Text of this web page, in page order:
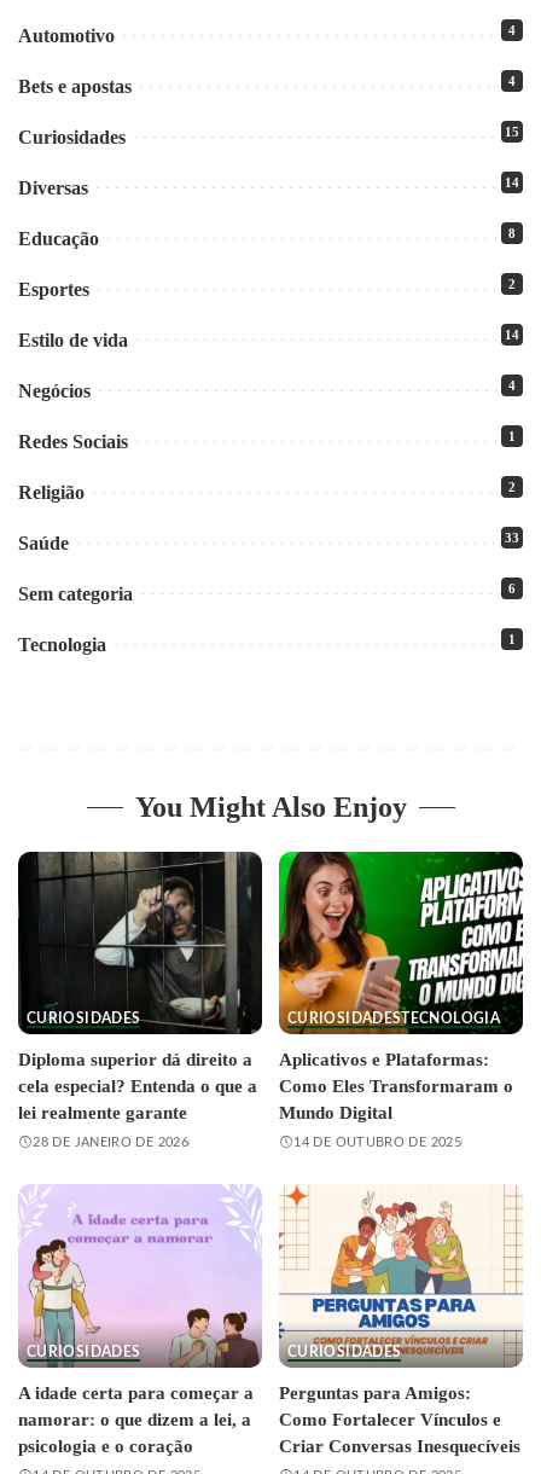
Automotivo 4
Bets e apostas 4
Curiosidades 15
Diversas 14
Educação 8
Esportes 2
Estilo de vida 14
Negócios 4
Redes Sociais 1
Religião 2
Saúde 33
Sem categoria 6
Tecnologia 1
You Might Also Enjoy
CURIOSIDADES
Diploma superior dá direito a
cela especial? Entenda o que a
lei realmente garante
28 DE JANEIRO DE 2026
CURIOSIDADESTECNOLOGIA
Aplicativos e Plataformas:
Como Eles Transformaram o
Mundo Digital
14 DE OUTUBRO DE 2025
CURIOSIDADES
A idade certa para começar a
namorar: o que dizem a lei, a
psicologia e o coração
CURIOSIDADES
Perguntas para Amigos:
Como Fortalecer Vínculos e
Criar Conversas Inesquecíveis